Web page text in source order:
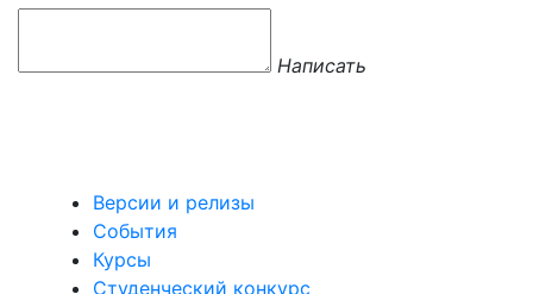
Написать
Версии и релизы
События
Курсы
Студенческий конкурс